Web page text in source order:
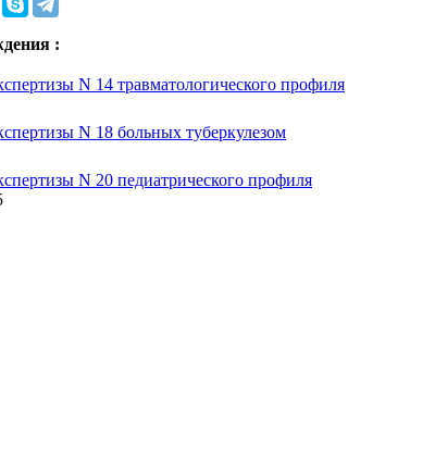
:
N 14 травматологического профиля
N 18 больных туберкулезом
N 20 педиатрического профиля